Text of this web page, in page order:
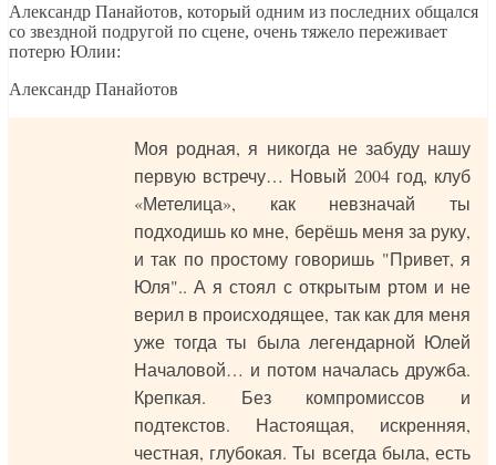
Александр Панайотов, который одним из последних общался
со звездной подругой по сцене, очень тяжело переживает
потерю Юлии:
Александр Панайотов
Моя родная, я никогда не забуду нашу
первую встречу… Новый 2004 год, клуб
«Метелица», как невзначай ты
подходишь ко мне, берёшь меня за руку,
и так по простому говоришь "Привет, я
Юля".. А я стоял с открытым ртом и не
верил в происходящее, так как для меня
уже тогда ты была легендарной Юлей
Началовой… и потом началась дружба.
Крепкая. Без компромиссов и
подтекстов. Настоящая, искренняя,
честная, глубокая. Ты всегда была, есть